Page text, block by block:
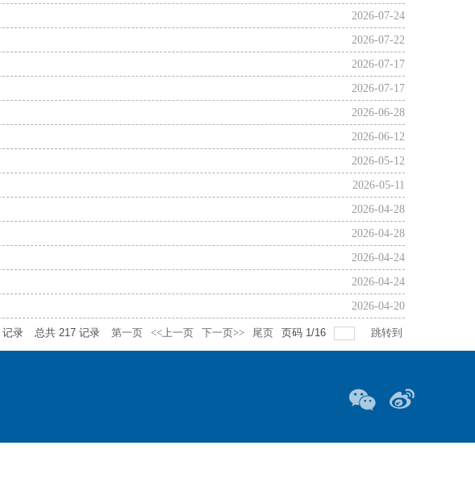
2026-07-24
2026-07-22
2026-07-17
2026-07-17
2026-06-28
2026-06-12
2026-05-12
2026-05-11
2026-04-28
2026-04-28
2026-04-24
2026-04-24
2026-04-20
记录 总共 217 记录 第一页 <<上一页 下一页>> 尾页 页码 1/16 跳转到